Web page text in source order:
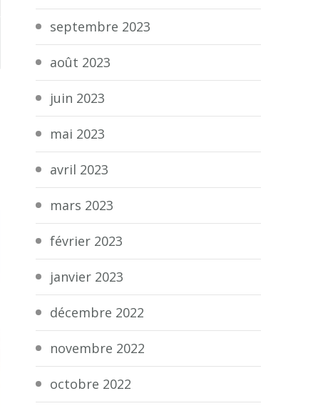
septembre 2023
août 2023
juin 2023
mai 2023
avril 2023
mars 2023
février 2023
janvier 2023
décembre 2022
novembre 2022
octobre 2022